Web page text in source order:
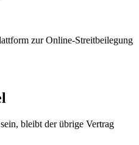
zur Online-Streitbeilegung
bleibt der übrige Vertrag